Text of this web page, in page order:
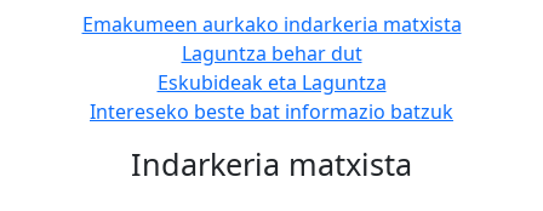
Emakumeen aurkako indarkeria matxista
Laguntza behar dut
Eskubideak eta Laguntza
Intereseko beste bat informazio batzuk
Indarkeria matxista